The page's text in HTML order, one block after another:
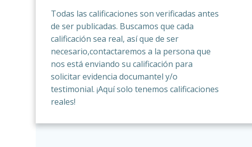
Todas las calificaciones son verificadas antes
de ser publicadas. Buscamos que cada
calificación sea real, así que de ser
necesario,contactaremos a la persona que
nos está enviando su calificación para
solicitar evidencia documantel y/o
testimonial. ¡Aquí solo tenemos calificaciones
reales!